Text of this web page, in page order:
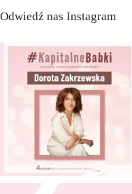
Odwiedź nas Instagram